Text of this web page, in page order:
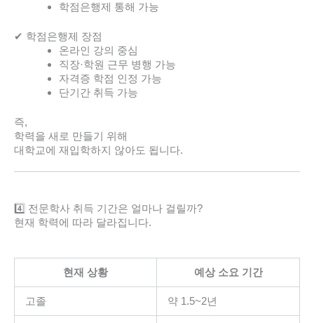
학점은행제 통해 가능
✔ 학점은행제 장점
온라인 강의 중심
직장·학원 근무 병행 가능
자격증 학점 인정 가능
단기간 취득 가능
즉,
학력을 새로 만들기 위해
대학교에 재입학하지 않아도 됩니다.
4️⃣ 전문학사 취득 기간은 얼마나 걸릴까?
현재 학력에 따라 달라집니다.
현재 상황 예상 소요 기간
고졸 약 1.5~2년